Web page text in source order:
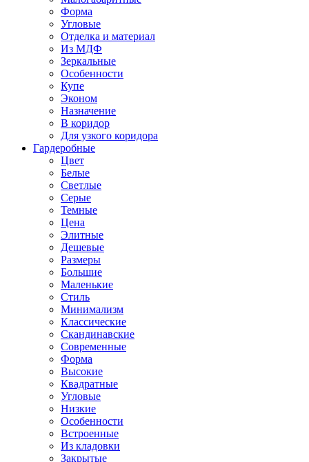
Форма
Угловые
Отделка и материал
Из МДФ
Зеркальные
Особенности
Купе
Эконом
Назначение
В коридор
Для узкого коридора
Гардеробные
Цвет
Белые
Светлые
Серые
Темные
Цена
Элитные
Дешевые
Размеры
Большие
Маленькие
Стиль
Минимализм
Классические
Скандинавские
Современные
Форма
Высокие
Квадратные
Угловые
Низкие
Особенности
Встроенные
Из кладовки
Закрытые